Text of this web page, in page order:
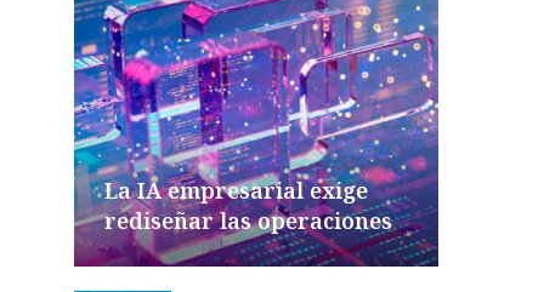
La IA empresarial exige
rediseñar las operaciones